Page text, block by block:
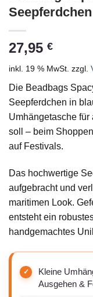
27,95 €
inkl. 19 % MwSt. zzgl.
Die Beadbags
Seepferdchen in
Umhängetasche
soll – beim
auf Festivals.
Das hochwertige
aufgebracht und
maritimen Look.
entsteht ein
handgemachtes
Kleine
Ausgehen &